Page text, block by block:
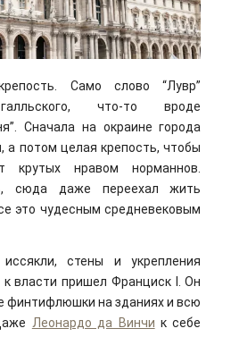
Само слово “Лувр”
что-то вроде
Сначала на окраине города
а потом целая крепость, чтобы
нравом норманнов.
сюда даже переехал жить
это чудесным средневековым
стены и укрепления
власти пришел Франциск I. Он
финтифлюшки на зданиях и всю
Леонардо да Винчи к себе